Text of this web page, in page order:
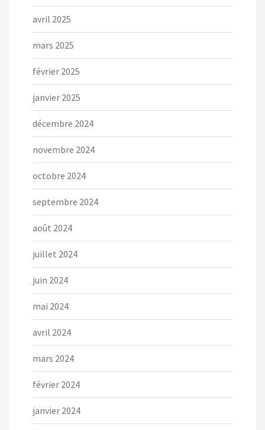
avril 2025
mars 2025
février 2025
janvier 2025
décembre 2024
novembre 2024
octobre 2024
septembre 2024
août 2024
juillet 2024
juin 2024
mai 2024
avril 2024
mars 2024
février 2024
janvier 2024